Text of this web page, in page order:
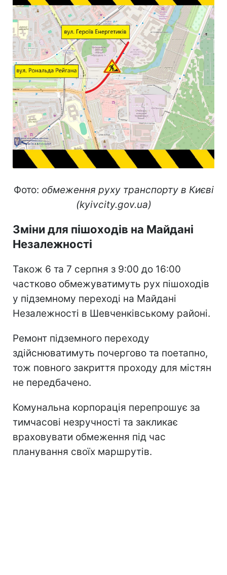
Фото: обмеження руху транспорту в Києві
(kyivcity.gov.ua)
Зміни для пішоходів на Майдані
Незалежності
Також 6 та 7 серпня з 9:00 до 16:00
частково обмежуватимуть рух пішоходів
у підземному переході на Майдані
Незалежності в Шевченківському районі.
Ремонт підземного переходу
здійснюватимуть почергово та поетапно,
тож повного закриття проходу для містян
не передбачено.
Комунальна корпорація перепрошує за
тимчасові незручності та закликає
враховувати обмеження під час
планування своїх маршрутів.